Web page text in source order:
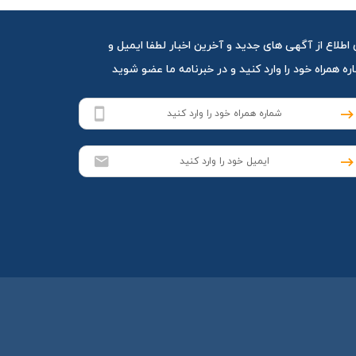
اطلاع از آگهی های جدید و آخرین اخبار لطفا ایمیل و
همراه خود را وارد کنید و در خبرنامه ما عضو شوید